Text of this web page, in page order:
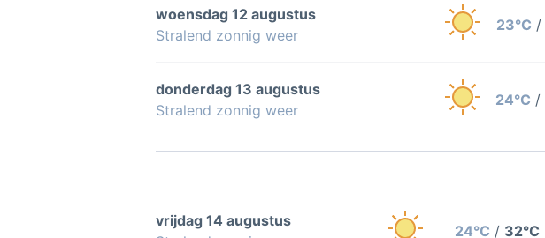
woensdag 12 augustus
Stralend zonnig weer
23°C /
donderdag 13 augustus
Stralend zonnig weer
24°C /
vrijdag 14 augustus
24°C / 32°C